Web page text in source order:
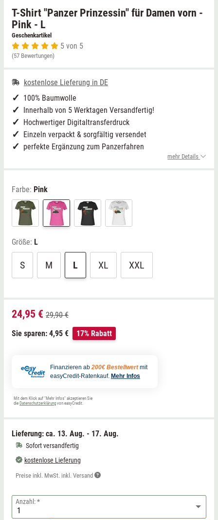
T-Shirt "Panzer Prinzessin" für Damen vorn -
Pink - L
Geschenkartikel
5 von 5
(57 Bewertungen)
kostenlose Lieferung in DE
100% Baumwolle
Innerhalb von 5 Werktagen Versandfertig!
Hochwertiger Digitaltransferdruck
Einzeln verpackt & sorgfältig versendet
perfekte Ergänzung zum Panzerfahren
mehr Details
Farbe: Pink
Größe: L
S M L XL XXL
24,95 € 29,90 €
Sie sparen: 4,95 €
17% Rabatt
Finanzieren ab 200€ Bestellwert mit
easyCredit-Ratenkauf. Mehr Infos
Mit dem Klick auf "Mehr Infos" akzeptieren Sie
die Datenschutzerklärung von easyCredit.
Lieferung: ca. 13. Aug. - 17. Aug.
Sofort versandfertig
kostenlose Lieferung
Preise inkl. MwSt. inkl. Versand
Anzahl:
Niedersachsen
NRW
Saarland
Sachsen
Sachsen-Anhalt
Grimmen (MV)
Rostock/Sanitz (MV)
Thale
Weißwasser